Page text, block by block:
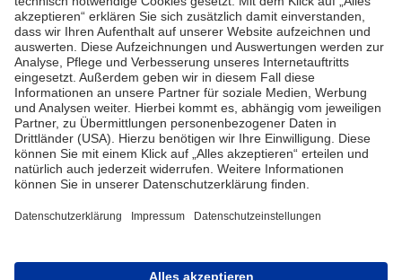
ZUM SHOP
Handel
Vertriebsbedingungen
Kontakt für Handel
Sortiment